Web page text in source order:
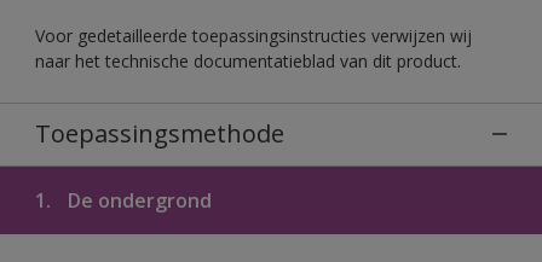
Voor gedetailleerde toepassingsinstructies verwijzen wij
naar het technische documentatieblad van dit product.
Toepassingsmethode
1. De ondergrond